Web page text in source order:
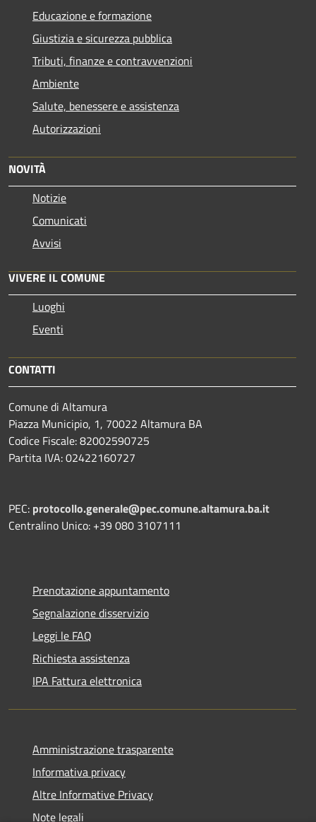
Educazione e formazione
Giustizia e sicurezza pubblica
Tributi, finanze e contravvenzioni
Ambiente
Salute, benessere e assistenza
Autorizzazioni
NOVITÀ
Notizie
Comunicati
Avvisi
VIVERE IL COMUNE
Luoghi
Eventi
CONTATTI
Comune di Altamura
Piazza Municipio, 1, 70022 Altamura BA
Codice Fiscale: 82002590725
Partita IVA: 02422160727
PEC: protocollo.generale@pec.comune.altamura.ba.it
Centralino Unico: +39 080 3107111
Prenotazione appuntamento
Segnalazione disservizio
Leggi le FAQ
Richiesta assistenza
IPA Fattura elettronica
Amministrazione trasparente
Informativa privacy
Altre Informative Privacy
Note legali